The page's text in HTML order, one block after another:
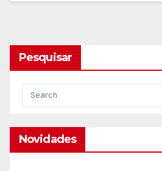
Pesquisar
Novidades